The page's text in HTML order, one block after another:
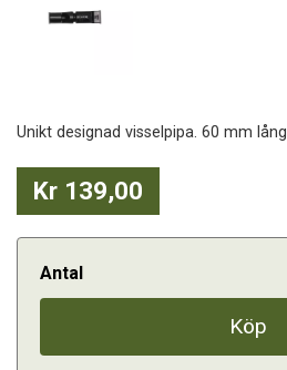
Unikt designad visselpipa. 60 mm lång
Kr 139,00
Antal
Köp